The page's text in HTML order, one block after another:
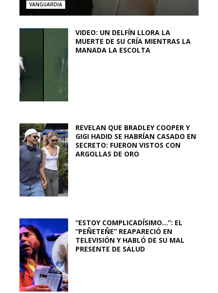
VANGUARDIA
VIDEO: UN DELFÍN LLORA LA
MUERTE DE SU CRÍA MIENTRAS LA
MANADA LA ESCOLTA
REVELAN QUE BRADLEY COOPER Y
GIGI HADID SE HABRÍAN CASADO EN
SECRETO: FUERON VISTOS CON
ARGOLLAS DE ORO
“ESTOY COMPLICADÍSIMO…”: EL
“PEÑETEÑE” REAPARECIÓ EN
TELEVISIÓN Y HABLÓ DE SU MAL
PRESENTE DE SALUD